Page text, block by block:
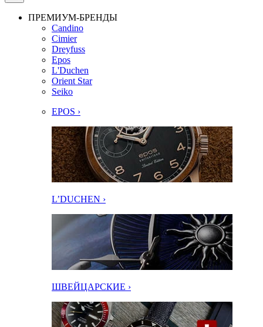
ПРЕМИУМ-БРЕНДЫ
Candino
Cimier
Dreyfuss
Epos
L'Duchen
Orient Star
Seiko
EPOS ›
L’DUCHEN ›
ШВЕЙЦАРСКИЕ ›